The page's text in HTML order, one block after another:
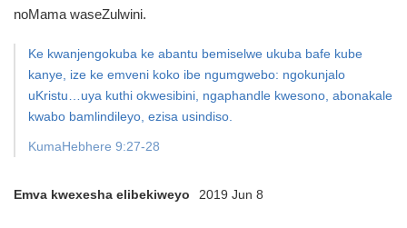
noMama waseZulwini.
Ke kwanjengokuba ke abantu bemiselwe ukuba bafe kube
kanye, ize ke emveni koko ibe ngumgwebo: ngokunjalo
uKristu…uya kuthi okwesibini, ngaphandle kwesono, abonakale
kwabo bamlindileyo, ezisa usindiso.
KumaHebhere 9:27-28
Emva kwexesha elibekiweyo 2019 Jun 8